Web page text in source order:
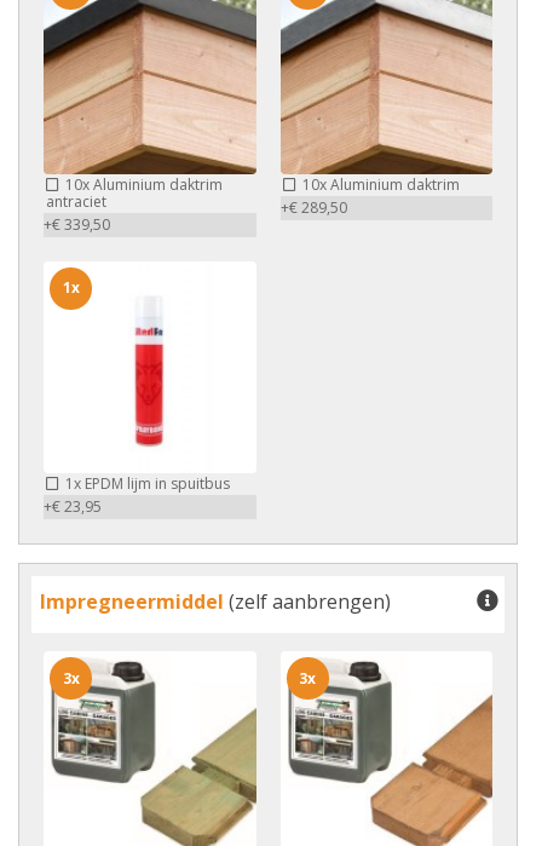
10xAluminium daktrim
antraciet
+€ 339,50
10xAluminium daktrim
+€ 289,50
1x EPDM lijm in spuitbus
+€ 23,95
1x
Impregneermiddel (zelf aanbrengen)
3x 3x